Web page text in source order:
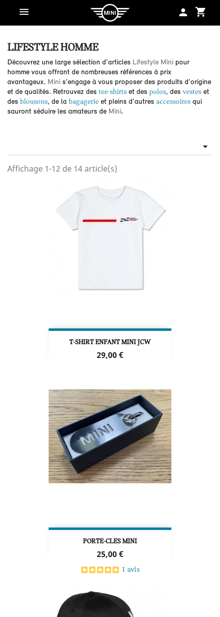
shopping_cart
person
LIFESTYLE HOMME
Découvrez une large sélection d'articles Lifestyle Mini pour
homme vous offrant de nombreuses références à prix
avantageux. Mini s'engage à vous proposer des produits d'origine
et de qualités. Retrouvez des tee-shirts et des polos, des vestes et
des blousons, de la bagagerie et pleins d'autres accessoires qui
sauront séduire les amateurs de Mini.

Affichage 1-12 de 14 article(s)
T-SHIRT ENFANT MINI JCW
Prix
29,00 €
PORTE-CLES MINI
Prix
25,00 €
1 avis